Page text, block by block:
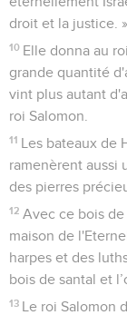
droit et la justice. »
10 Elle donna au
grande quantité
vint plus autant
roi Salomon.
11 Les bateaux de
ramenèrent aussi
des pierres
12 Avec ce bois
maison de
harpes et des
bois de santal et
13 Le roi Salomon